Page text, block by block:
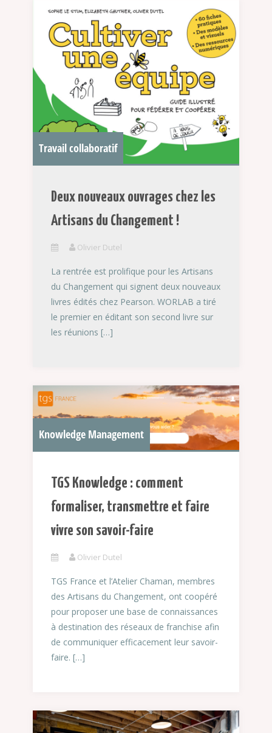
Travail collaboratif
Deux nouveaux ouvrages chez les
Artisans du Changement !
Olivier Dutel
La rentrée est prolifique pour les Artisans
du Changement qui signent deux nouveaux
livres édités chez Pearson. WORLAB a tiré
le premier en éditant son second livre sur
les réunions […]
Knowledge Management
TGS Knowledge : comment
formaliser, transmettre et faire
vivre son savoir-faire
Olivier Dutel
TGS France et l’Atelier Chaman, membres
des Artisans du Changement, ont coopéré
pour proposer une base de connaissances
à destination des réseaux de franchise afin
de communiquer efficacement leur savoir-
faire. […]